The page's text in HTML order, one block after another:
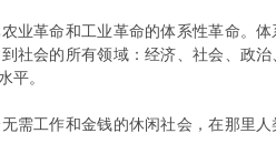
业革命和工业革命的体系性革命。
社会的所有领域：经济、社会、政
平。
需工作和金钱的休闲社会，在那里